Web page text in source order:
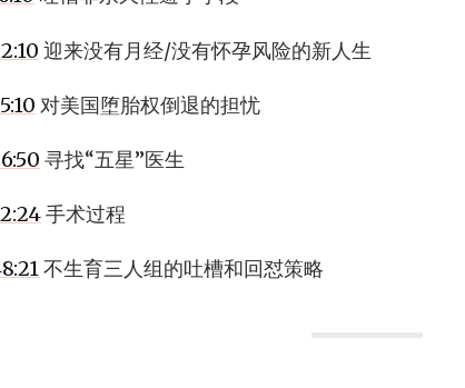
迎来没有月经/没有怀孕风险的新人生
对美国堕胎权倒退的担忧
寻找“五星”医生
手术过程
不生育三人组的吐槽和回怼策略